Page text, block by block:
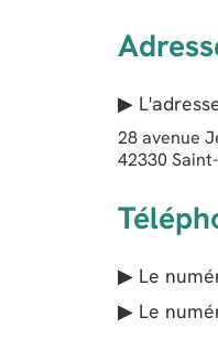
▶
28 avenue
42330
▶ Le
▶ Le